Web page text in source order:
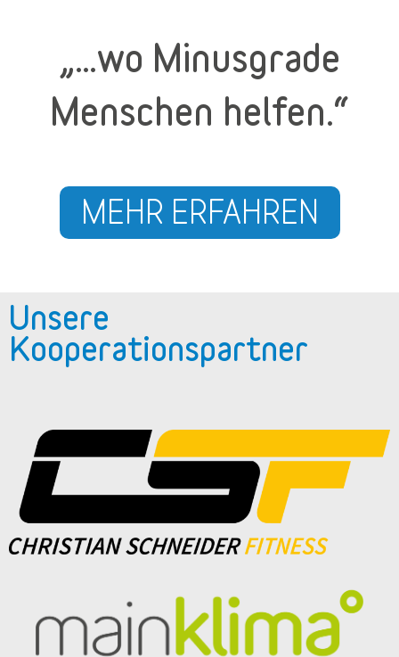
„…wo Minusgrade
Menschen helfen.“
MEHR ERFAHREN
Unsere
Kooperationspartner